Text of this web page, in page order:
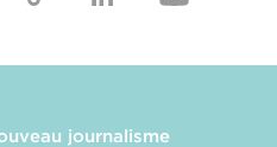
journalisme